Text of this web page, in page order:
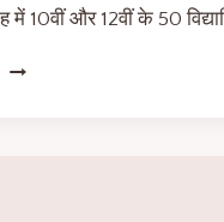
में 10वीं और 12वीं के 50